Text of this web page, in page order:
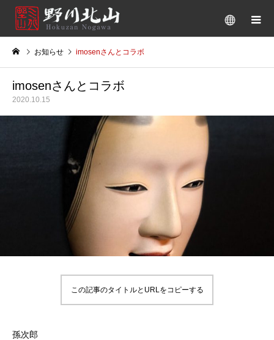
お知らせ imosenさんとコラボ
imosenさんとコラボ
2020.10.15
この記事のタイトルとURLをコピーする
孫次郎